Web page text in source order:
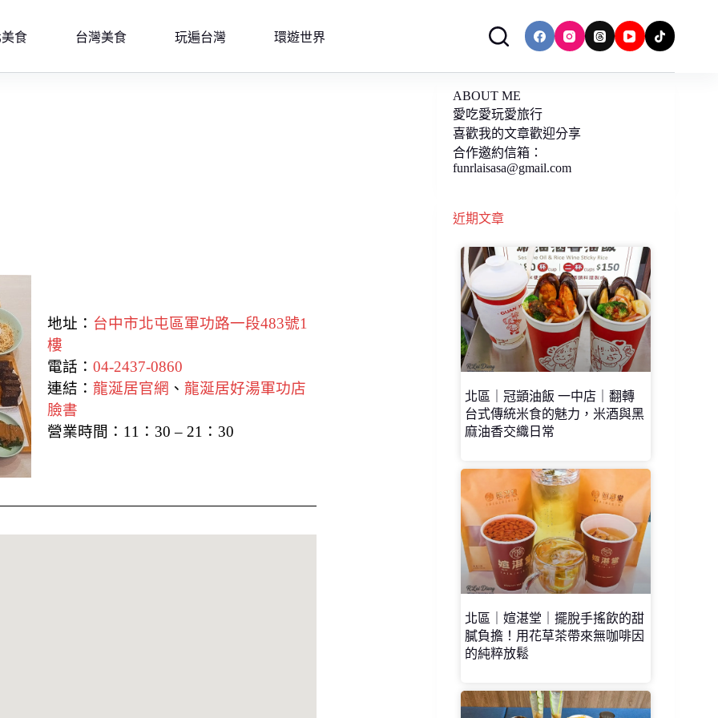
食 台灣美食 玩遍台灣 環遊世界
地址： 台中市北屯區軍功路一段483號1
樓
電話： 04-2437-0860
連結： 龍涎居官網 、 龍涎居好湯軍功店
臉書
營業時間：11：30 – 21：30
ABOUT ME
愛吃愛玩愛旅行
喜歡我的文章歡迎分享
合作邀約信箱：
funrlaisasa@gmail.com
近期文章
北區｜冠顗油飯 一中店｜翻轉
台式傳統米食的魅力，米酒與黑
麻油香交織日常
北區｜媗湛堂｜擺脫手搖飲的甜
膩負擔！用花草茶帶來無咖啡因
的純粹放鬆